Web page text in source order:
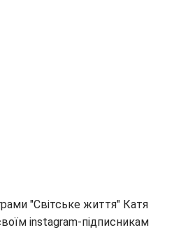
"Світське життя" Катя
instagram-підписникам